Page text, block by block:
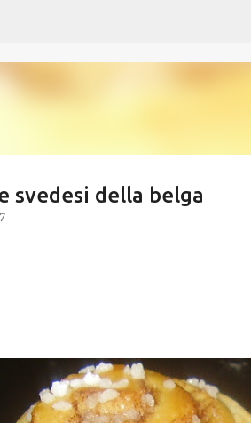
svedesi della belga